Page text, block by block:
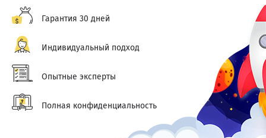
Гарантия 30 дней
Индивидуальный подход
Опытные эксперты
Полная конфиденциальность